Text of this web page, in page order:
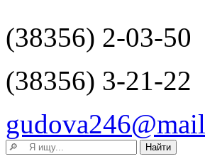
(38356) 2-03-50
(38356) 3-21-22